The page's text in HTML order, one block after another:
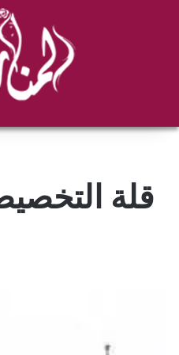
قلة